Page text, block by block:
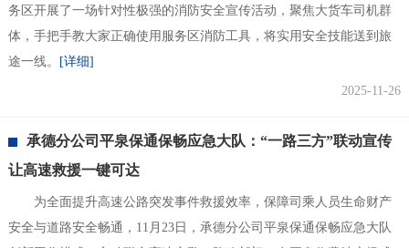
务区开展了一场针对性极强的消防安全宣传活动，聚焦大货车司机群
体，手把手教大家正确使用服务区消防工具，将实用安全技能送到旅
途一线。
[详细]
2025-11-26
承德分公司平泉保通保畅应急大队：“一路三方”联动宣传
让高速救援一键可达
为全面提升高速公路突发事件救援效率，保障司乘人员生命财产
安全与道路安全畅通，11月23日，承德分公司平泉保通保畅应急大队